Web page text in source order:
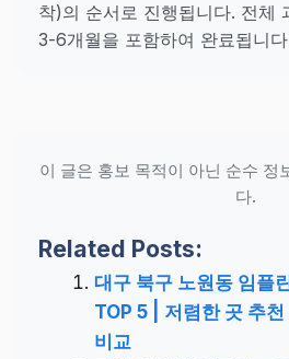
착)의 순서로 진행됩니다. 전체
3-6개월을 포함하여 완료됩니
이 글은 홍보 목적이 아닌 순수 정
다.
Related Posts:
대구 북구 노원동 임플
TOP 5 | 저렴한 곳 추
비교